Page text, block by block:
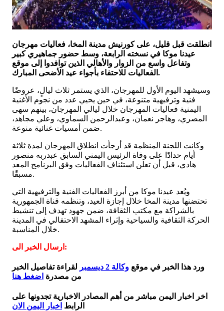
انطلقت قبل قليل، على كورنيش مدينة المخا، فعاليات مهرجان
عيدنا موكا في نسخته الرابعة، وسط حضور جماهيري كبير
وتفاعل واسع من الزوار والأهالي الذين توافدوا إلى موقع
الفعاليات للاحتفاء بأجواء عيد الأضحى المبارك.
وسيشهد اليوم الأول للمهرجان، الذي يستمر ثلاث ليالٍ، عروضًا
فنية وترفيهية متنوعة، في حين يحيي عدد من نجوم الأغنية
اليمنية فعاليات المهرجان خلال ليالي المهرجان، بينهم سهى
المصري، وهاجر نعمان، وعبدالرحمن السماوي، وعلي مجاهد،
ضمن أمسيات غنائية منوعة.
وكانت اللجنة المنظمة قد أرجأت انطلاق المهرجان لمدة ثلاثة
أيام حدادًا على وفاة الرئيس اليمني السابق عبدربه منصور
هادي، قبل أن تعلن استئناف الفعاليات وفق البرنامج المعد
مسبقًا.
ويُعد عيدنا موكا من أبرز الفعاليات الفنية والترفيهية التي
تحتضنها مدينة المخا خلال إجازة العيد، وتنظمه قناة الجمهورية
بالشراكة مع مكتب الثقافة، ضمن جهود تهدف إلى تنشيط
الحركة الثقافية والسياحية وإثراء المشهد الاحتفالي في المدينة
خلال المناسبة.
ارسال الخبر الى:
ورد هذا الخبر في موقع وكالة 2 ديسمبر
لقراءة تفاصيل الخبر
من مصدرة اضغط هنا
اخر اخبار اليمن مباشر من أهم المصادر الاخبارية تجدونها على
الرابط اخبار اليمن الان